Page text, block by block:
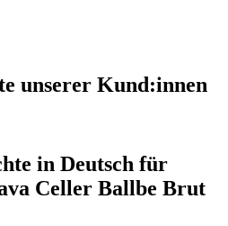
unserer Kund:innen
in Deutsch für
Celler Ballbe Brut